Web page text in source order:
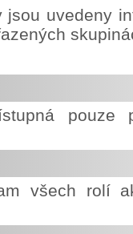
uvedeny
všech rolí